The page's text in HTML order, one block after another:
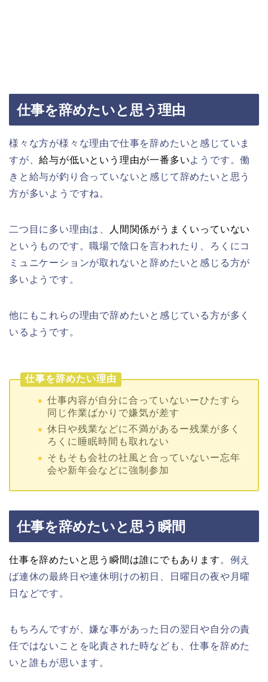
仕事を辞めたいと思う理由
様々な方が様々な理由で仕事を辞めたいと感じていま
すが、給与が低いという理由が一番多いようです。働
きと給与が釣り合っていないと感じて辞めたいと思う
方が多いようですね。
二つ目に多い理由は、
人間関係がうまくいっていない
というものです。職場で陰口を言われたり、ろくにコ
ミュニケーションが取れないと辞めたいと感じる方が
多いようです。
他にもこれらの理由で辞めたいと感じている方が多く
いるようです。
仕事を辞めたい理由
仕事内容が自分に合っていないーひたすら
同じ作業ばかりで嫌気が差す
休日や残業などに不満があるー残業が多く
ろくに睡眠時間も取れない
そもそも会社の社風と合っていないー忘年
会や新年会などに強制参加
仕事を辞めたいと思う瞬間
仕事を辞めたいと思う瞬間は誰にでもあります 。例え
ば連休の最終日や連休明けの初日、日曜日の夜や月曜
日などです。
もちろんですが、嫌な事があった日の翌日や自分の責
任ではないことを叱責された時なども、仕事を辞めた
いと誰もが思います。